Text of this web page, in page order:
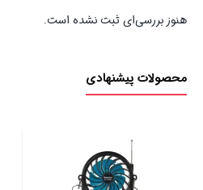
هنوز بررسی‌ای ثبت نشده است.
محصولات پیشنهادی